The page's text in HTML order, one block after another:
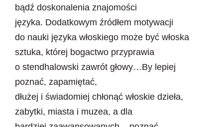
Kontakt
bądź doskonalenia znajomości
języka. Dodatkowym źródłem motywacji
do nauki języka włoskiego może być włoska
sztuka, której bogactwo przyprawia
o stendhalowski zawrót głowy…By lepiej
poznać, zapamiętać,
dłużej i świadomiej chłonąć włoskie dzieła,
zabytki, miasta i muzea, a dla